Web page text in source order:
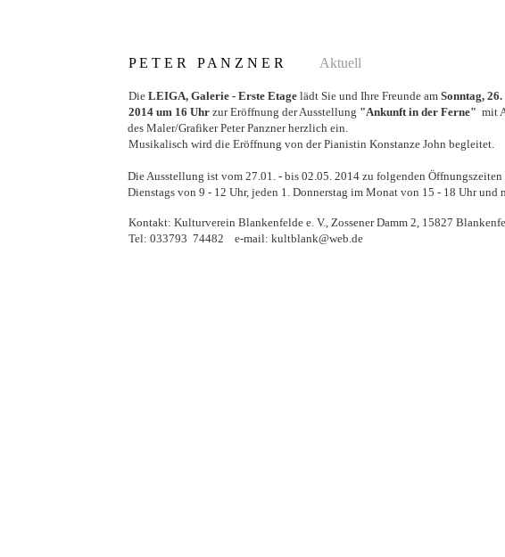
P E T E R P A N Z N E R Aktuell
Die LEIGA, Galerie - Erste Etage lädt Sie und Ihre Freunde am Sonntag,
2014 um 16 Uhr zur Eröffnung der Ausstellung "Ankunft in der Ferne" mit
des Maler/GrafikerPeter Panzner herzlich ein.
Musikalisch wird die Eröffnung von der Pianistin Konstanze John begleitet.
Die Ausstellung ist vom 27.01. - bis 02.05. 2014 zu folgenden Öffnungszeiten
Dienstags von 9 - 12 Uhr, jeden 1. Donnerstag im Monat von 15 - 18 Uhrund
Kontakt: Kulturverein Blankenfelde e. V., Zossener Damm 2, 15827
Tel: 033793 74482 e-mail: kultblank@web.de